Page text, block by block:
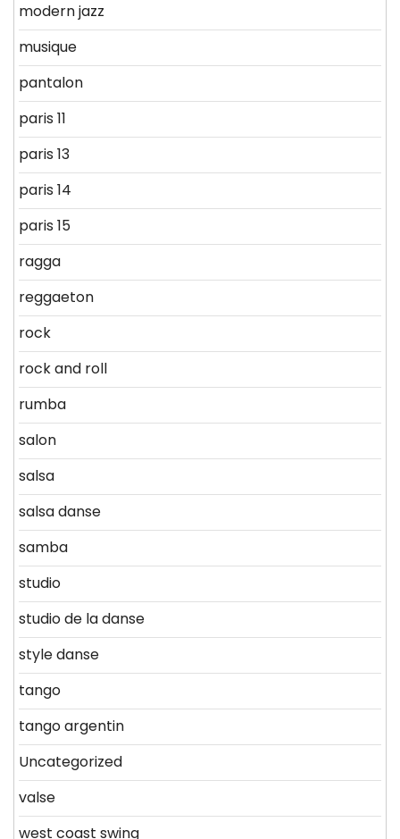
modern jazz
musique
pantalon
paris 11
paris 13
paris 14
paris 15
ragga
reggaeton
rock
rock and roll
rumba
salon
salsa
salsa danse
samba
studio
studio de la danse
style danse
tango
tango argentin
Uncategorized
valse
west coast swing